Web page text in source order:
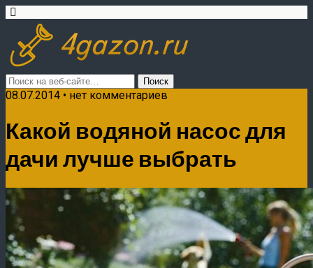
08.07.2014 • нет комментариев
Какой водяной насос для
дачи лучше выбрать